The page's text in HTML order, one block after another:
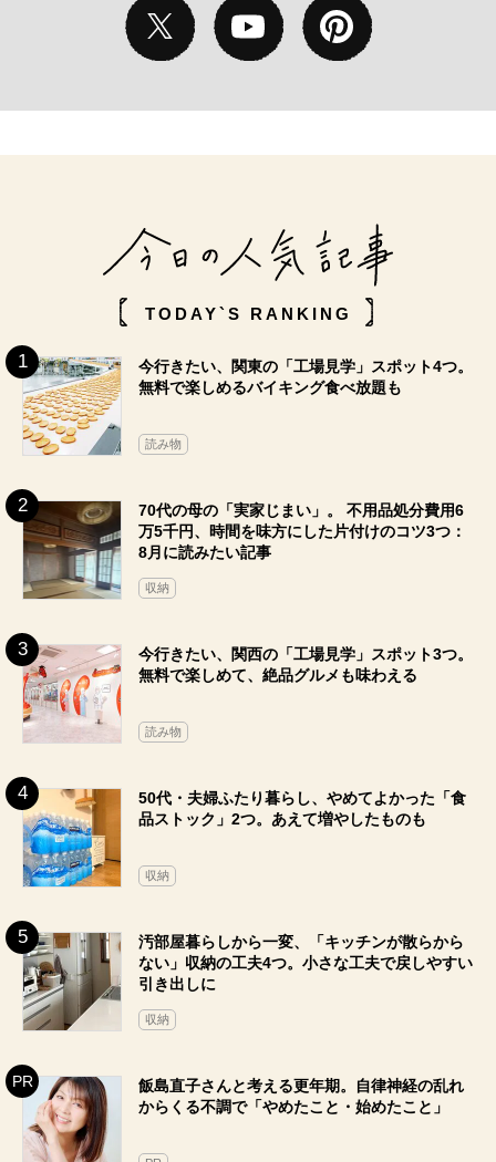
TODAY`S RANKING
今行きたい、関東の「工場見学」スポット4つ。
無料で楽しめるバイキング食べ放題も
読み物
70代の母の「実家じまい」。 不用品処分費用6
万5千円、時間を味方にした片付けのコツ3つ：
8月に読みたい記事
収納
今行きたい、関西の「工場見学」スポット3つ。
無料で楽しめて、絶品グルメも味わえる
読み物
50代・夫婦ふたり暮らし、やめてよかった「食
品ストック」2つ。あえて増やしたものも
収納
汚部屋暮らしから一変、「キッチンが散らから
ない」収納の工夫4つ。小さな工夫で戻しやすい
引き出しに
収納
飯島直子さんと考える更年期。自律神経の乱れ
からくる不調で「やめたこと・始めたこと」